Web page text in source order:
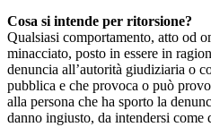
Cosa si intende per ritorsione?
Qualsiasi comportamento, atto od
minacciato, posto in essere in
denuncia all’autorità giudiziaria o
pubblica e che provoca o può
alla persona che ha sporto la
danno ingiusto, da intendersi come